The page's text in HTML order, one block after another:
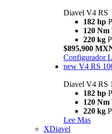
Diavel V4 RS
182 hp
120 Nm
220 kg
$895,900
Configurador
new V4 RS
Diavel V4 RS
182 hp
120 Nm
220 kg
Lee Mas
XDiavel